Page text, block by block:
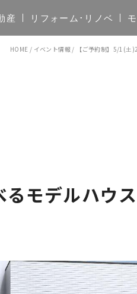
産 リフォーム･リノベ
HOME / イベント情報 / 【ご予約制】5/1(土
モデルハウ